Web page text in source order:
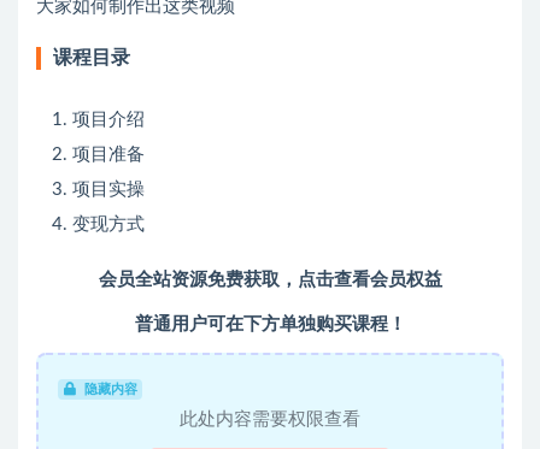
大家如何制作出这类视频
课程目录
项目介绍
项目准备
项目实操
变现方式
会员全站资源免费获取，点击查看会员权益
普通用户可在下方单独购买课程！
隐藏内容
此处内容需要权限查看